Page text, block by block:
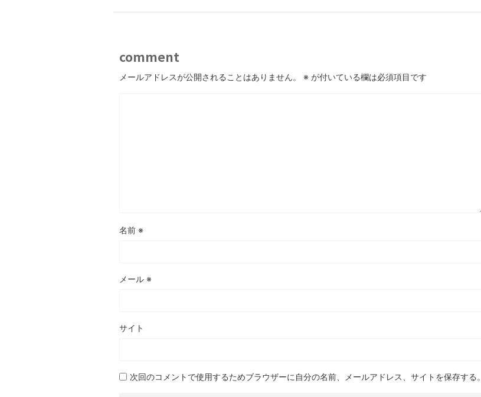
comment
メールアドレスが公開されることはありません。 ※ が付いている欄は必須項目です
名前 ※
メール ※
サイト
次回のコメントで使用するためブラウザーに自分の名前、メールアドレス、サイトを保存する。